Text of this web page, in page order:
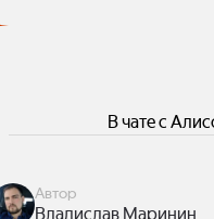
В чате с
Автор
Владислав Маринин